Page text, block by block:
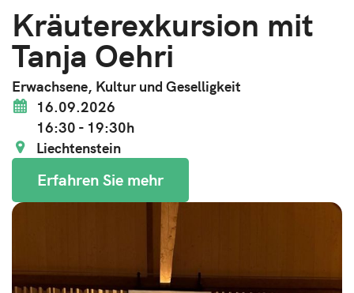
Kräuterexkursion mit
Tanja Oehri
Erwachsene, Kultur und Geselligkeit
16.09.2026
16:30 - 19:30h
Liechtenstein
Erfahren Sie mehr